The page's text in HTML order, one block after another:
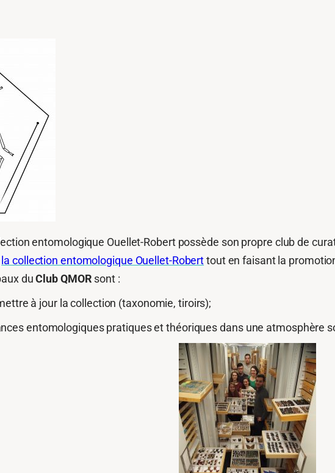
entomologique Ouellet-Robert possède son propre club de
la collection entomologique Ouellet-Roberttout en faisant la
duClub QMOR sont :
à jour la collection (taxonomie, tiroirs);
entomologiques pratiques et théoriques dans une atmosphère